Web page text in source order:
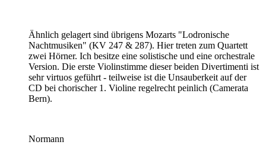
Ähnlich gelagert sind übrigens Mozarts "Lodronische
Nachtmusiken" (KV 247 & 287). Hier treten zum Quartett
zwei Hörner. Ich besitze eine solistische und eine orchestrale
Version. Die erste Violinstimme dieser beiden Divertimenti ist
sehr virtuos geführt - teilweise ist die Unsauberkeit auf der
CD bei chorischer 1. Violine regelrecht peinlich (Camerata
Bern).
Normann